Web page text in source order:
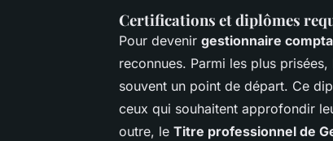
Certifications et diplômes
Pour devenir gestionnaire
reconnues. Parmi les plus prisées,
souvent un point de départ. Ce
ceux qui souhaitent approfondir
outre, le Titre professionnel de